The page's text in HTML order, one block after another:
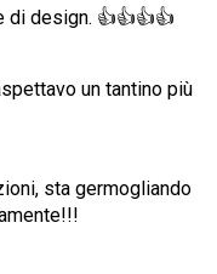
di design. 👍👍👍👍
un tantino più
sta germogliando